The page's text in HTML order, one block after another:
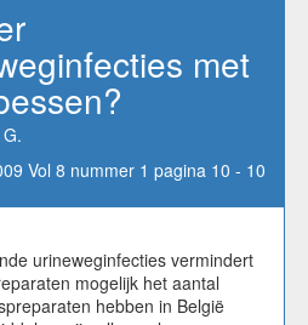
met
Vol 8 nummer 1 pagina 10 - 10
urineweginfecties vermindert
mogelijk het aantal
hebben in België